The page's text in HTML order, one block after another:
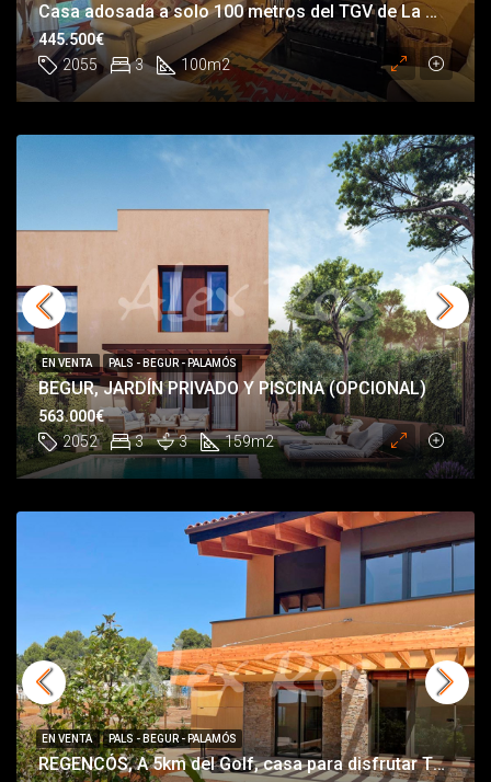
Casa adosada a solo 100 metros del TGV de La Masella
2055 3 100m2
445.500€
BEGUR, JARDÍN PRIVADO Y PISCINA (OPCIONAL)
2052 3 3 159m2
563.000€
EN VENTA PALS - BEGUR - PALAMÓS
REGENCÓS, A 5km del Golf, casa para disfrutar TODO el año
EN VENTA PALS - BEGUR - PALAMÓS